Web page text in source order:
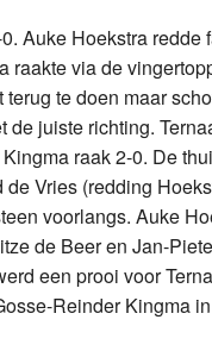
Auke Hoekstra redde
raakte via de
te doen maar
juiste richting.
raak 2-0. De
Vries (redding
voorlangs. Auke
de Beer en Jan-
een prooi voor
Reinder Kingma